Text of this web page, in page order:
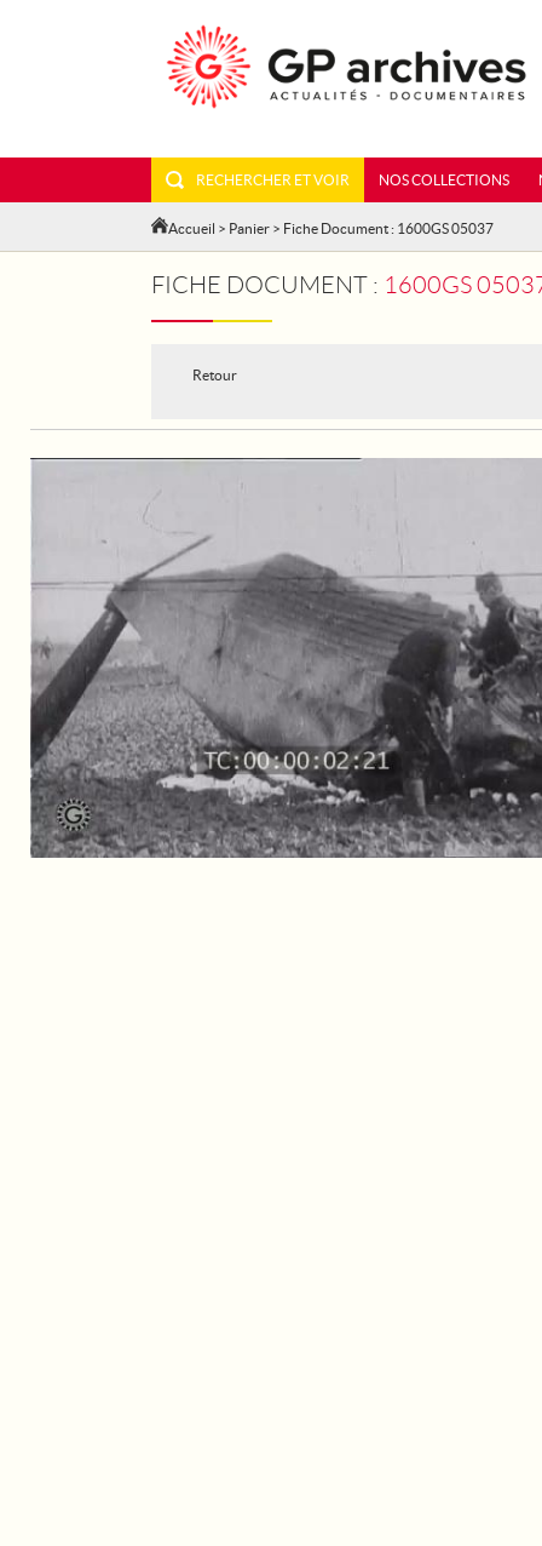
RECHERCHER ET VOIR NOS COLLECTIONS
Accueil > Panier > Fiche Document : 1600GS 05037
FICHE DOCUMENT : 1600GS
Retour